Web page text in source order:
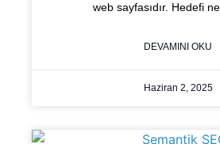
web sayfasıdır. Hedefi
DEVAMINI OKU
Haziran 2, 2025